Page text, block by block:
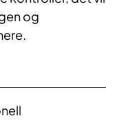
og